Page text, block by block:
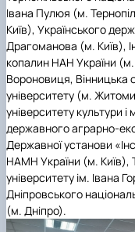
Івана Пулюя (м.
Київ), Українського
Драгоманова (м. Київ),
копалин НАН України
Вороновиця, Вінницька
університету (м.
університету культури
державного аграрно-
Державної установи
НАМН України (м. Київ),
університету ім. Івана
Дніпровського
(м. Дніпро).